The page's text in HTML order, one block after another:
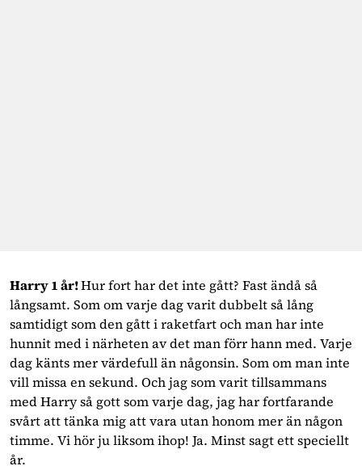
Harry 1 år! Hur fort har det inte gått? Fast ändå så
långsamt. Som om varje dag varit dubbelt så lång
samtidigt som den gått i raketfart och man har inte
hunnit med i närheten av det man förr hann med. Varje
dag känts mer värdefull än någonsin. Som om man inte
vill missa en sekund. Och jag som varit tillsammans
med Harry så gott som varje dag, jag har fortfarande
svårt att tänka mig att vara utan honom mer än någon
timme. Vi hör ju liksom ihop! Ja. Minst sagt ett speciellt
år.